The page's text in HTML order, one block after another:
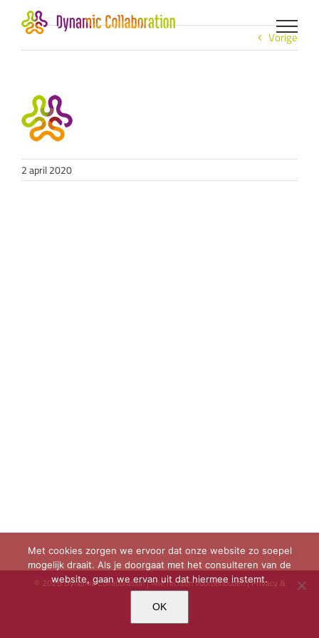
inhoud
Vorige
2 april 2020
© 2026 Dynamic Collaboration | Alle rechten voorbehouden |Privacy &
Cookie beleid
Met cookies zorgen we ervoor dat onze website zo soepel
mogelijk draait. Als je doorgaat met het consulteren van de
website, gaan we ervan uit dat hiermee instemt.
OK